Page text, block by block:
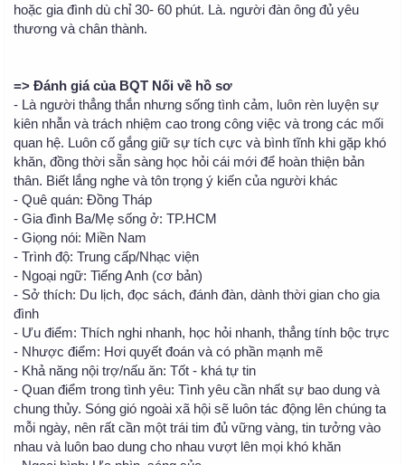
hoặc gia đình dù chỉ 30- 60 phút. Là. người đàn ông đủ yêu
thương và chân thành.
=> Đánh giá của BQT Nối về hồ sơ
- Là người thẳng thắn nhưng sống tình cảm, luôn rèn luyện sự
kiên nhẫn và trách nhiệm cao trong công việc và trong các mối
quan hệ. Luôn cố gắng giữ sự tích cực và bình tĩnh khi gặp khó
khăn, đồng thời sẵn sàng học hỏi cái mới để hoàn thiện bản
thân. Biết lắng nghe và tôn trọng ý kiến của người khác
- Quê quán: Đồng Tháp
- Gia đình Ba/Mẹ sống ở: TP.HCM
- Giọng nói: Miền Nam
- Trình độ: Trung cấp/Nhạc viện
- Ngoại ngữ: Tiếng Anh (cơ bản)
- Sở thích: Du lịch, đọc sách, đánh đàn, dành thời gian cho gia
đình
- Ưu điểm: Thích nghi nhanh, học hỏi nhanh, thẳng tính bộc trực
- Nhược điểm: Hơi quyết đoán và có phần mạnh mẽ
- Khả năng nội trợ/nấu ăn: Tốt - khá tự tin
- Quan điểm trong tình yêu: Tình yêu cần nhất sự bao dung và
chung thủy. Sóng gió ngoài xã hội sẽ luôn tác động lên chúng ta
mỗi ngày, nên rất cần một trái tim đủ vững vàng, tin tưởng vào
nhau và luôn bao dung cho nhau vượt lên mọi khó khăn